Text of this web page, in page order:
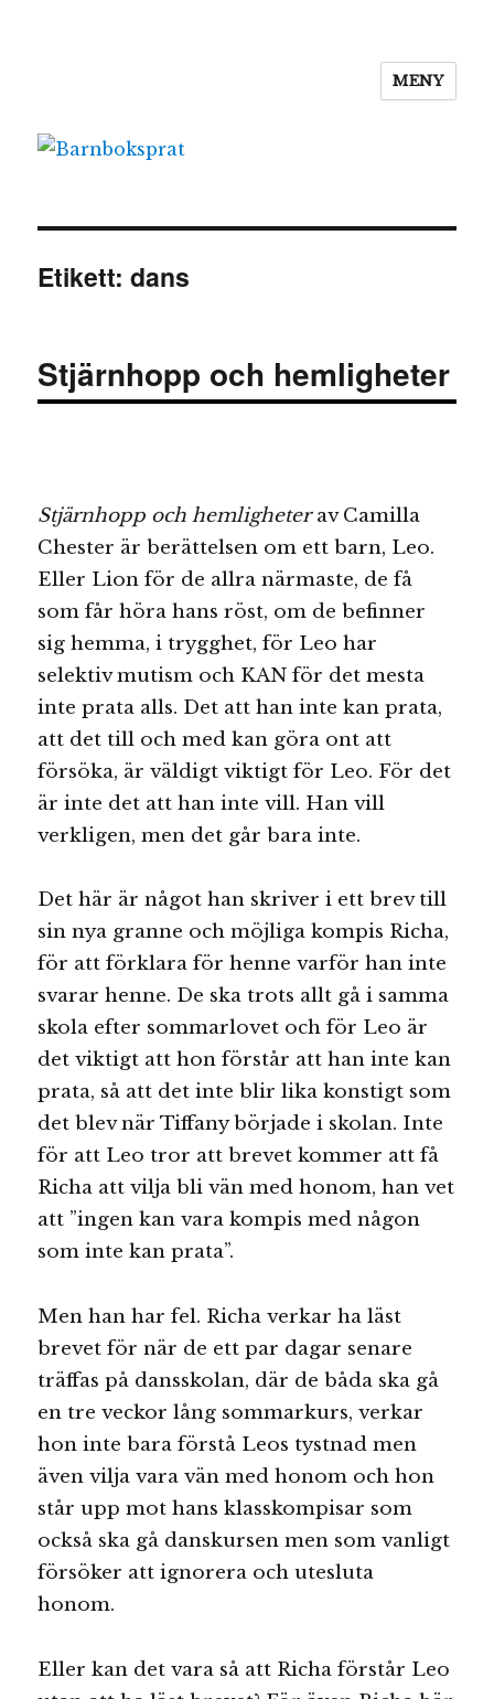
MENY
Etikett:dans
Stjärnhopp och hemligheter
Stjärnhopp och hemligheterav Camilla
Chester är berättelsen om ett barn, Leo.
Eller Lion för de allra närmaste, de få
som får höra hans röst, om de befinner
sig hemma, i trygghet, för Leo har
selektiv mutism och KAN för det mesta
inte prata alls. Det att han inte kan prata,
att det till och med kan göra ont att
försöka, är väldigt viktigt för Leo. För det
är inte det att han inte vill. Han vill
verkligen, men det går bara inte.
Det här är något han skriver i ett brev till
sin nya granne och möjliga kompis Richa,
för att förklara för henne varför han inte
svarar henne. De ska trots allt gå i samma
skola efter sommarlovet och för Leo är
det viktigt att hon förstår att han inte kan
prata, så att det inte blir lika konstigt som
det blev när Tiffany började i skolan. Inte
för att Leo tror att brevet kommer att få
Richa att vilja bli vän med honom, han vet
att ”ingen kan vara kompis med någon
som inte kan prata”.
Men han har fel. Richa verkar ha läst
brevet för när de ett par dagar senare
träffas på dansskolan, där de båda ska gå
en tre veckor lång sommarkurs, verkar
hon inte bara förstå Leos tystnad men
även vilja vara vän med honom och hon
står upp mot hans klasskompisar som
också ska gå danskursen men som vanligt
försöker att ignorera och utesluta
honom.
Eller kan det vara så att Richa förstår Leo